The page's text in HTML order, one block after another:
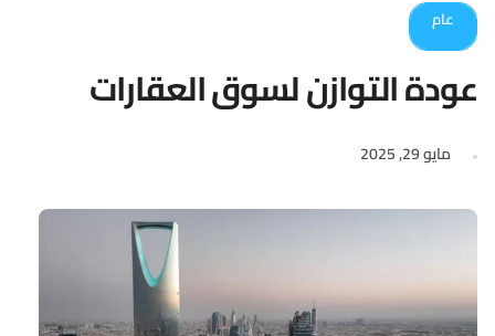
عام
عودة التوازن لسوق العقارات
مايو 29, 2025